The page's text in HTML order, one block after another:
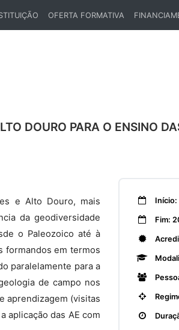
OFERTA FORMATIVA
DOURO PARA O ENSINO
e Alto Douro, mais
da geodiversidade
o Paleozoico até à
formandos em termos
paralelamente para a
de campo nos
aprendizagem (visitas
aplicação das AE com
Fim: